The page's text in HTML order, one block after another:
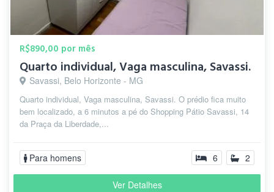
R$890,00 por mês
Quarto individual, Vaga masculina, Savassi.
Savassi, Belo Horizonte - MG
Quarto individual, Vaga masculina, Savassi. O prédio fica muito
bem localizado, a 6 minutos a pé do Shopping Pátio Savassi, 14
da Praça da Liberdade,...
Para homens 6 2
Ver Detalhes